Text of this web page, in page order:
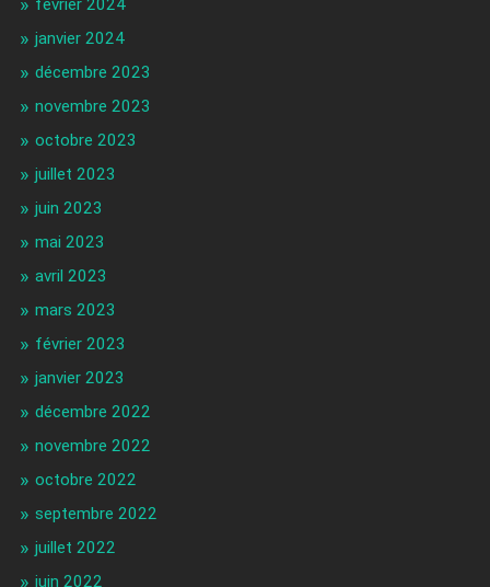
février 2024
janvier 2024
décembre 2023
novembre 2023
octobre 2023
juillet 2023
juin 2023
mai 2023
avril 2023
mars 2023
février 2023
janvier 2023
décembre 2022
novembre 2022
octobre 2022
septembre 2022
juillet 2022
juin 2022